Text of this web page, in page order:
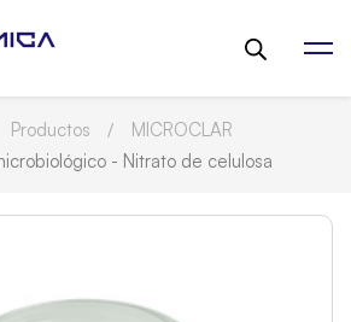
Productos
MICROCLAR
- Nitrato de celulosa